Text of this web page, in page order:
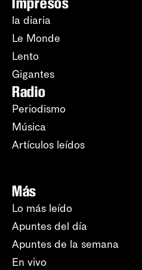
la diaria
Le Monde
Lento
Gigantes
Radio
Periodismo
Música
Artículos leídos
Más
Lo más leído
Apuntes del día
Apuntes de la semana
En vivo